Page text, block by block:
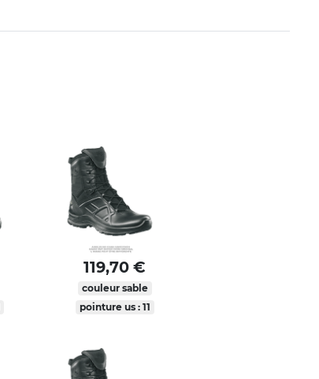
119,70 €
couleur sable
pointure us : 11